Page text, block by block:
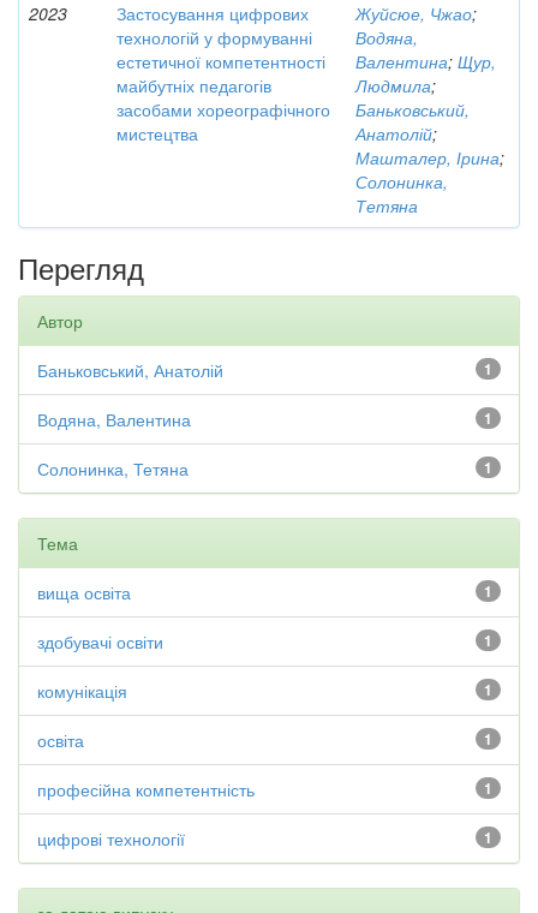
2023
Застосування цифрових
технологій у формуванні
естетичної компетентності
майбутніх педагогів
засобами хореографічного
мистецтва
Жуйсюе, Чжао;
Водяна,
Валентина; Щур,
Людмила;
Баньковський,
Анатолій;
Машталер, Ірина;
Солонинка,
Тетяна
Перегляд
Автор
1
Баньковський, Анатолій
1
Водяна, Валентина
1
Солонинка, Тетяна
Тема
1
вища освіта
1
здобувачі освіти
1
комунікація
1
освіта
1
професійна компетентність
1
цифрові технології